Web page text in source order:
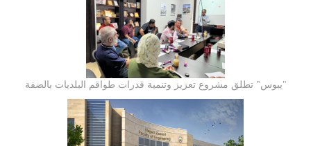
"يبوس" تطلق مشروع تعزيز وتنمية قدرات طواقم البلديات بالضفة